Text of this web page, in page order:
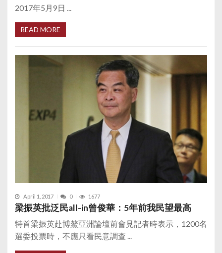
2017年5月9日 ...
READ MORE
April 1, 2017 0 1677
梁振英批泛民all-in曾俊華：5年前我民望最高
特首梁振英赴博鰲亞洲論壇前會見記者時表示，1200名
選委投票時，不應只看民意調查 ...